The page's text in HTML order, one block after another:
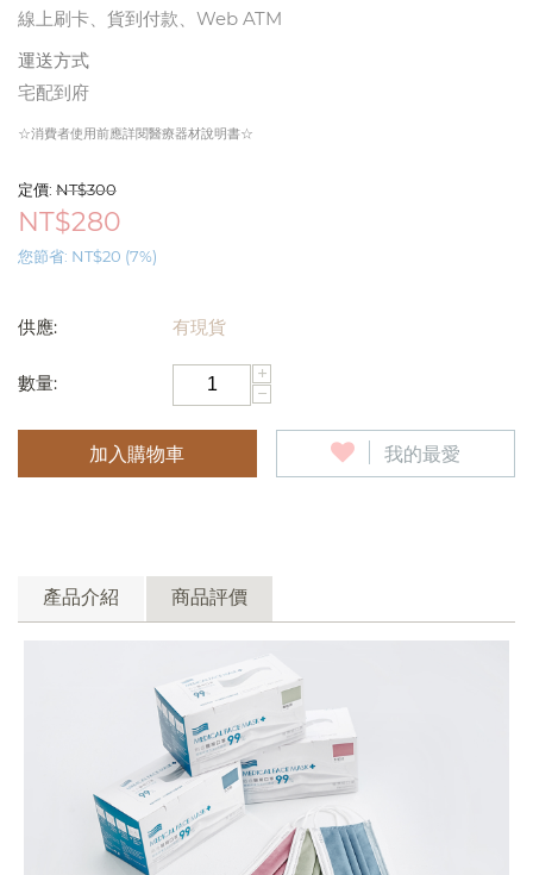
線上刷卡、貨到付款、Web ATM
運送方式
宅配到府
☆消費者使用前應詳閱醫療器材說明書☆
定價: NT$300
NT$280
您節省: NT$20 (7%)
供應: 有現貨
數量:
+
−
加入購物車 我的最愛
產品介紹 商品評價